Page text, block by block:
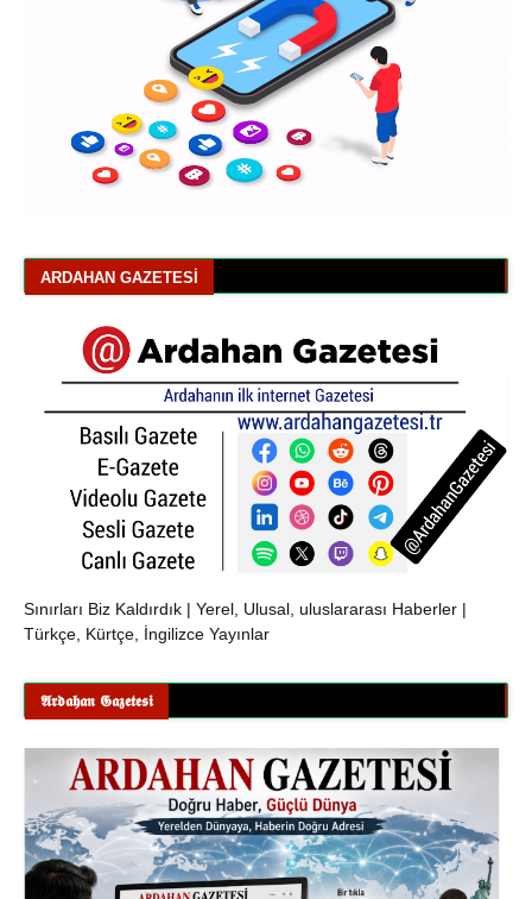
ARDAHAN GAZETESI
Sınırları Biz Kaldırdık | Yerel, Ulusal, uluslararası Haberler |
Türkçe, Kürtçe, İngilizce Yayınlar
𝕬𝖗𝖉𝖆𝖍𝖆𝖓 𝕲𝖆𝖟𝖊𝖙𝖊𝖘𝖎